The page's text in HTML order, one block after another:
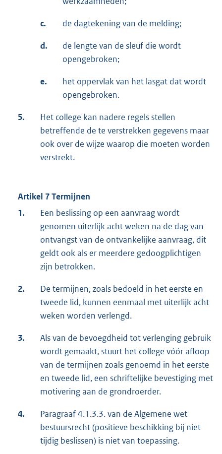
c. de dagtekening van de melding;
d.
de lengte van de sleuf die wordt
opengebroken;
e.
het oppervlak van het lasgat dat wordt
opengebroken.
5.
Het college kan nadere regels stellen
betreffende de te verstrekken gegevens maar
ook over de wijze waarop die moeten worden
verstrekt.
Artikel 7 Termijnen
1.
Een beslissing op een aanvraag wordt
genomen uiterlijk acht weken na de dag van
ontvangst van de ontvankelijke aanvraag, dit
geldt ook als er meerdere gedoogplichtigen
zijn betrokken.
2.
De termijnen, zoals bedoeld in het eerste en
tweede lid, kunnen eenmaal met uiterlijk acht
weken worden verlengd.
3.
Als van de bevoegdheid tot verlenging gebruik
wordt gemaakt, stuurt het college vóór afloop
van de termijnen zoals genoemd in het eerste
en tweede lid, een schriftelijke bevestiging met
motivering aan de grondroerder.
4.
Paragraaf 4.1.3.3. van de Algemene wet
bestuursrecht (positieve beschikking bij niet
tijdig beslissen) is niet van toepassing.